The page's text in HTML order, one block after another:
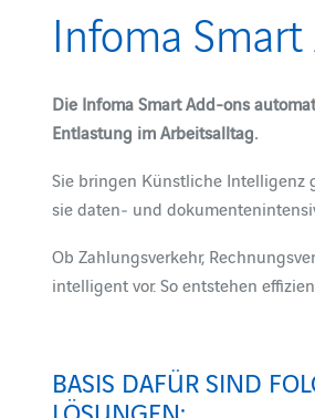
Infoma
Die Infoma Smart Add-ons
Entlastung im Arbeitsalltag.
Sie bringen Künstliche Intelligenz
sie daten‑ und
Ob Zahlungsverkehr,
intelligent vor. So entstehen
BASIS DAFÜR SIND